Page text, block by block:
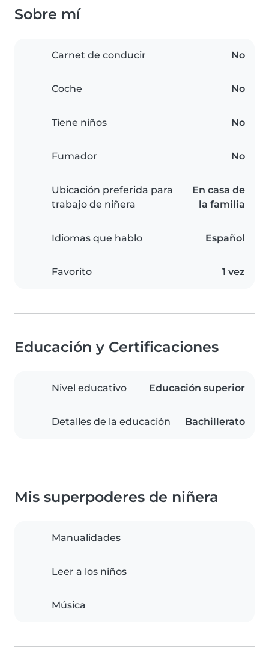
Sobre mí
Carnet de conducir No
Coche No
Tiene niños No
Fumador No
Ubicación preferida para
trabajo de niñera
En casa de
la familia
Idiomas que hablo Español
Favorito 1 vez
Educación y Certificaciones
Nivel educativo Educación superior
Detalles de la educación Bachillerato
Mis superpoderes de niñera
Manualidades
Leer a los niños
Música